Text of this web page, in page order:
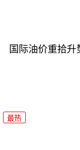
国际油价重拾
最热